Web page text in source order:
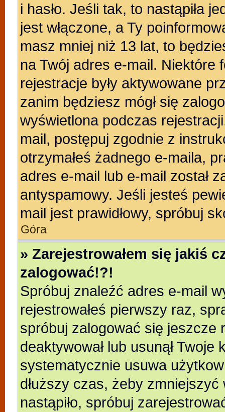
i hasło. Jeśli tak, to nastąpiła
jest włączone, a Ty
masz mniej niż 13 lat, to
na Twój adres e-mail. Niektóre
rejestracje były aktywowane
zanim będziesz mógł się
wyświetlona podczas
mail, postępuj zgodnie z
otrzymałeś żadnego e-maila,
adres e-mail lub e-mail został
antyspamowy. Jeśli jesteś
mail jest prawidłowy, spróbuj
Góra
» Zarejestrowałem się jakiś
zalogować!?!
Spróbuj znaleźć adres e-mail
rejestrowałeś pierwszy raz,
spróbuj zalogować się jeszcze
deaktywował lub usunął
systematycznie usuwa
dłuższy czas, żeby
nastąpiło, spróbuj